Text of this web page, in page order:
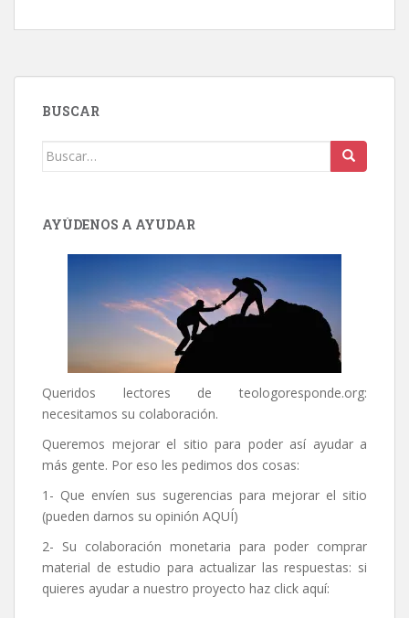
BUSCAR
Buscar:
AYÚDENOS A AYUDAR
Queridos lectores de teologoresponde.org:
necesitamos su colaboración.
Queremos mejorar el sitio para poder así ayudar a
más gente. Por eso les pedimos dos cosas:
1- Que envíen sus sugerencias para mejorar el sitio
(pueden darnos su opinión AQUÍ)
2- Su colaboración monetaria para poder comprar
material de estudio para actualizar las respuestas: si
quieres ayudar a nuestro proyecto haz click aquí: